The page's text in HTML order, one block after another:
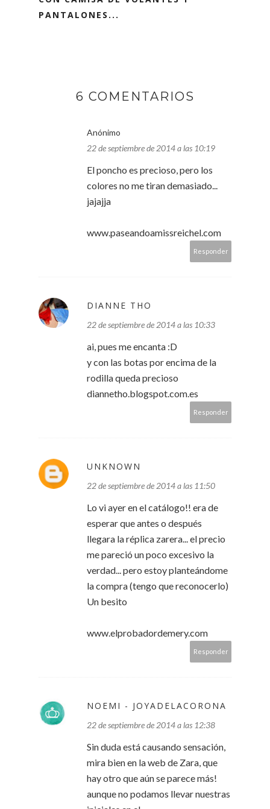
PANTALONES...
6 COMENTARIOS
Anónimo
22 de septiembre de 2014 a las 10:19
El poncho es precioso, pero los
colores no me tiran demasiado...
jajajja
www.paseandoamissreichel.com
Responder
DIANNE THO
22 de septiembre de 2014 a las 10:33
ai, pues me encanta :D
y con las botas por encima de la
rodilla queda precioso
diannetho.blogspot.com.es
Responder
UNKNOWN
22 de septiembre de 2014 a las 11:50
Lo vi ayer en el catálogo!! era de
esperar que antes o después
llegara la réplica zarera... el precio
me pareció un poco excesivo la
verdad... pero estoy planteándome
la compra (tengo que reconocerlo)
Un besito
www.elprobadordemery.com
Responder
NOEMI - JOYADELACORONA
22 de septiembre de 2014 a las 12:38
Sin duda está causando sensación,
mira bien en la web de Zara, que
hay otro que aún se parece más!
aunque no podamos llevar nuestras